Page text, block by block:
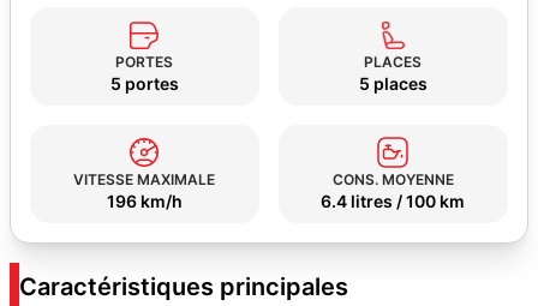
PORTES
5 portes
PLACES
5 places
VITESSE MAXIMALE
196 km/h
CONS. MOYENNE
6.4 litres / 100 km
Caractéristiques principales